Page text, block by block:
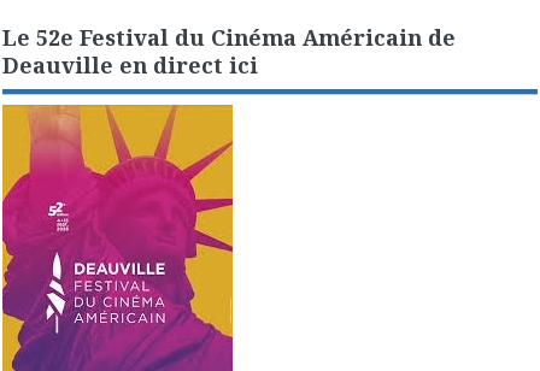
Le 52e Festival du Cinéma Américain de
Deauville en direct ici